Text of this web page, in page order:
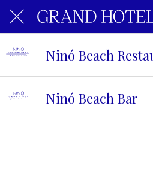
Ninó Beach
Ninó Beach Bar